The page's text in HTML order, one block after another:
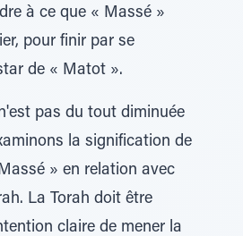
à ce que « Massé »
pour finir par se
de « Matot ».
pas du tout diminuée
la signification de
» en relation avec
La Torah doit être
claire de mener la